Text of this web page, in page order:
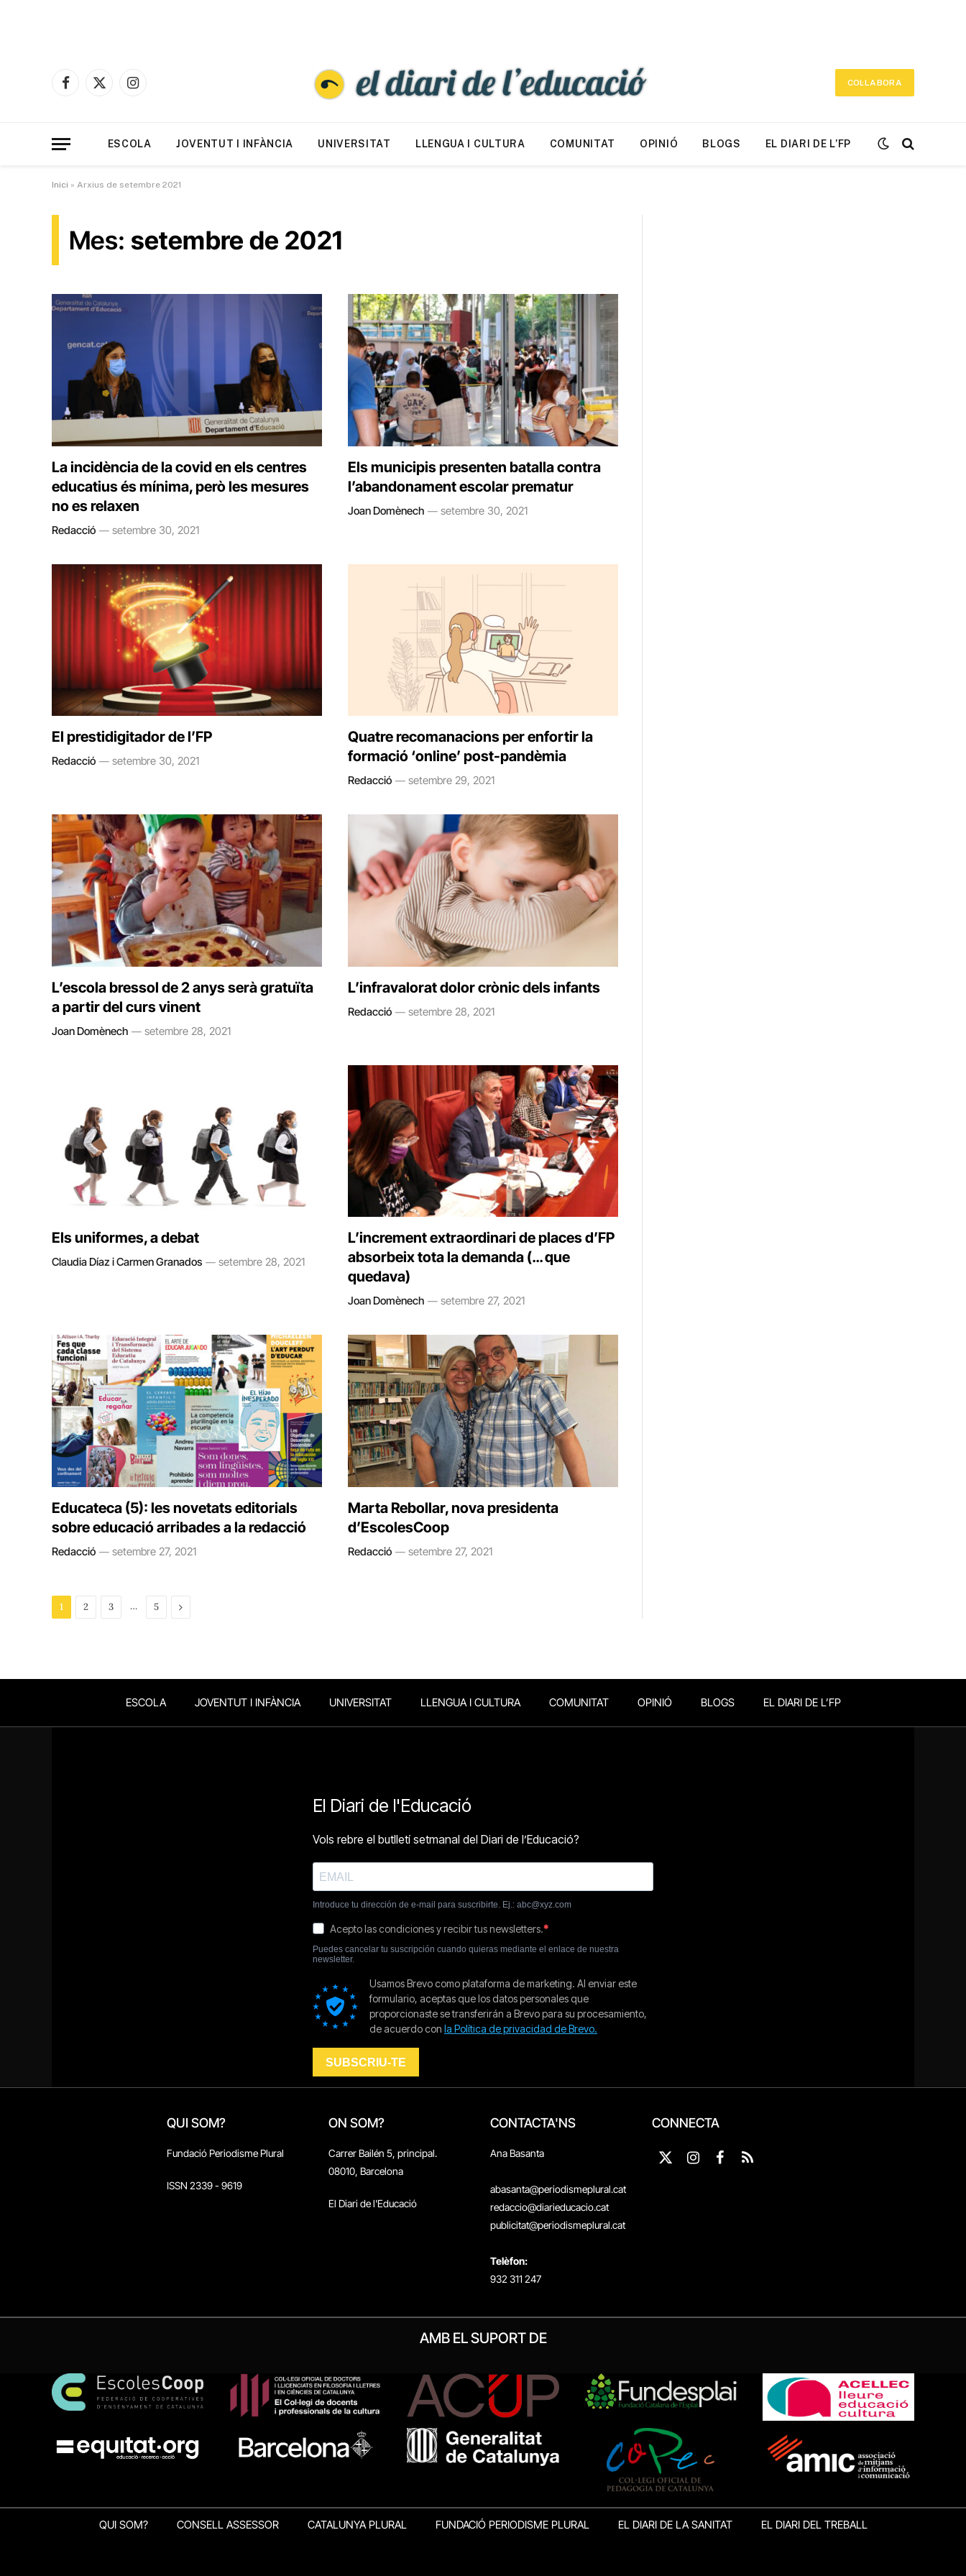
Facebook
X
Instagram
COL·LABORA
ESCOLA JOVENTUT I INFÀNCIA UNIVERSITAT LLENGUA I CULTURA COMUNITAT OPINIÓ BLOGS EL DIARI DE L’FP
Inici » Arxius de setembre 2021
Mes: setembre de 2021
La incidència de la covid en els centres
educatius és mínima, però les mesures
no es relaxen
Redacció setembre 30, 2021
Els municipis presenten batalla contra
l’abandonament escolar prematur
Joan Domènech setembre 30, 2021
El prestidigitador de l’FP
Redacció setembre 30, 2021
Quatre recomanacions per enfortir la
formació ‘online’ post-pandèmia
Redacció setembre 29, 2021
L’escola bressol de 2 anys serà gratuïta
a partir del curs vinent
Joan Domènech setembre 28, 2021
L’infravalorat dolor crònic dels infants
Redacció setembre 28, 2021
Els uniformes, a debat
Claudia Díaz i Carmen Granados setembre 28, 2021
L’increment extraordinari de places d’FP
absorbeix tota la demanda (… que
quedava)
Joan Domènech setembre 27, 2021
Educateca (5): les novetats editorials
sobre educació arribades a la redacció
Redacció setembre 27, 2021
Marta Rebollar, nova presidenta
d’EscolesCoop
Redacció setembre 27, 2021
1 2 3 … 5 Next
ESCOLA JOVENTUT I INFÀNCIA UNIVERSITAT LLENGUA I CULTURA COMUNITAT OPINIÓ BLOGS EL DIARI DE L’FP
QUI SOM?
Fundació Periodisme Plural
ISSN 2339 - 9619
ON SOM?
Carrer Bailén 5, principal.
08010, Barcelona
El Diari de l'Educació
CONTACTA'NS
Ana Basanta
abasanta@periodismeplural.cat
redaccio@diarieducacio.cat
publicitat@periodismeplural.cat
Telèfon:
932 311 247
CONNECTA
X
Instagram
Facebook
RSS
AMB EL SUPORT DE
QUI SOM? CONSELL ASSESSOR CATALUNYA PLURAL FUNDACIÓ PERIODISME PLURAL EL DIARI DE LA SANITAT EL DIARI DEL TREBALL